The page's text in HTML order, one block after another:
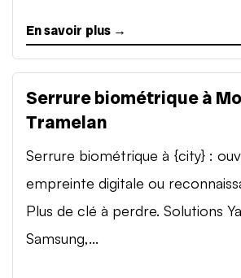
En savoir plus →
Serrure biométrique à
Tramelan
Serrure biométrique à {city} :
empreinte digitale ou
Plus de clé à perdre. Solutions
Samsung,...